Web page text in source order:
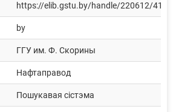
https://elib.gstu.by/handle/220612/
by
ГГУ им. Ф. Скорины
Нафтаправод
Пошукавая сістэма